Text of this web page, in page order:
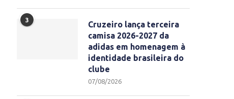
3
Cruzeiro lança terceira
camisa 2026-2027 da
adidas em homenagem à
identidade brasileira do
clube
07/08/2026